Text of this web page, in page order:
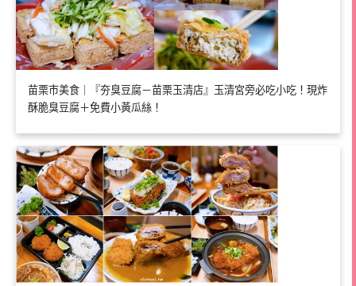
苗栗市美食｜『夯臭豆腐－苗栗玉清店』玉清宮旁必吃小吃！現炸
酥脆臭豆腐＋免費小黃瓜絲！